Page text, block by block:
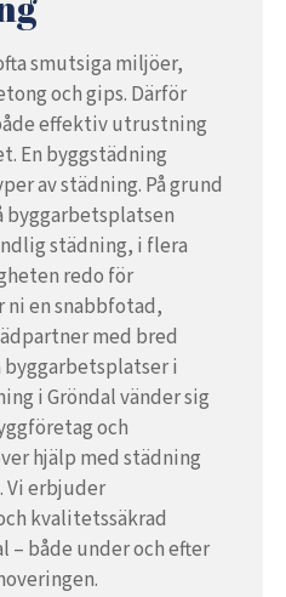
smutsiga miljöer,
och gips. Därför
effektiv utrustning
En byggstädning
av städning. På grund
byggarbetsplatsen
städning, i flera
redo för
en snabbfotad,
med bred
i
i Gröndal vänder sig
och
hjälp med städning
Vi erbjuder
kvalitetssäkrad
– både under och efter